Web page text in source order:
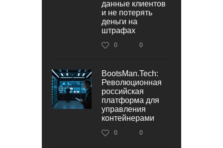
данные клиентов
и не потерять
деньги на
штрафах
0 0
BootsMan.Tech:
Революционная
российская
платформа для
управления
контейнерами
0 0